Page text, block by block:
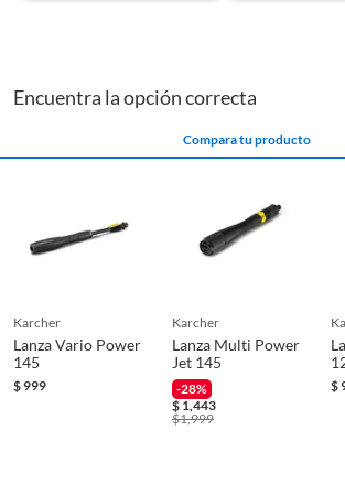
Encuentra la opción correcta
Compara tu producto
karcher
Lanza Vario Power
145
$999
karcher
Lanza Multi Power
Jet 145
-28%
$1,443
$1,999
$